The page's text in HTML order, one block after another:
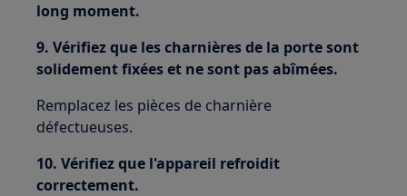
long moment.
9. Vérifiez que les charnières de la porte sont
solidement fixées et ne sont pas abîmées.
Remplacez les pièces de charnière
défectueuses.
10. Vérifiez que l'appareil refroidit
correctement.